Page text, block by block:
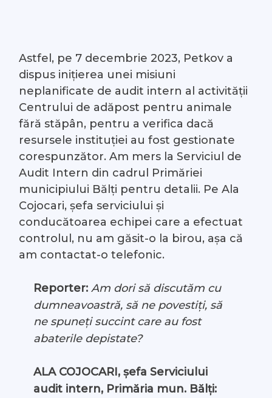
Astfel, pe 7 decembrie 2023, Petkov a
dispus inițierea unei misiuni
neplanificate de audit intern al activității
Centrului de adăpost pentru animale
fără stăpân, pentru a verifica dacă
resursele instituției au fost gestionate
corespunzător. Am mers la Serviciul de
Audit Intern din cadrul Primăriei
municipiului Bălți pentru detalii. Pe Ala
Cojocari, șefa serviciului și
conducătoarea echipei care a efectuat
controlul, nu am găsit-o la birou, așa că
am contactat-o telefonic.
Reporter: Am dori să discutăm cu
dumneavoastră, să ne povestiți, să
ne spuneți succint care au fost
abaterile depistate?
ALA COJOCARI, șefa Serviciului
audit intern, Primăria mun. Bălți: